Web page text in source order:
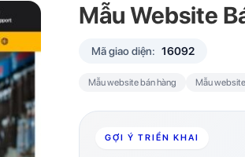
Mẫu Website
Mã giao diện: 16092
Mẫu website bán hàng Mẫu
GỢI Ý TRIỂN KHAI